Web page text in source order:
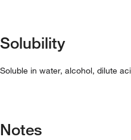
Solubility
Soluble in water, alcohol, dilute
Notes